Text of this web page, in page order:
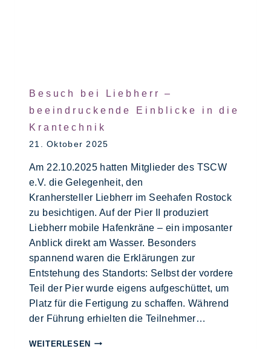
Besuch bei Liebherr –
beeindruckende Einblicke in die
Krantechnik
21. Oktober 2025
Am 22.10.2025 hatten Mitglieder des TSCW
e.V. die Gelegenheit, den
Kranhersteller Liebherr im Seehafen Rostock
zu besichtigen. Auf der Pier II produziert
Liebherr mobile Hafenkräne – ein imposanter
Anblick direkt am Wasser. Besonders
spannend waren die Erklärungen zur
Entstehung des Standorts: Selbst der vordere
Teil der Pier wurde eigens aufgeschüttet, um
Platz für die Fertigung zu schaffen. Während
der Führung erhielten die Teilnehmer…
WEITERLESEN